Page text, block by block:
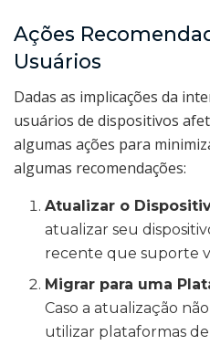
Ações
Usuários
Dadas as implicações da
usuários de dispositivos
algumas ações para
algumas recomendações:
Atualizar o
atualizar seu
recente que suporte
Migrar para uma
Caso a atualização
utilizar plataformas